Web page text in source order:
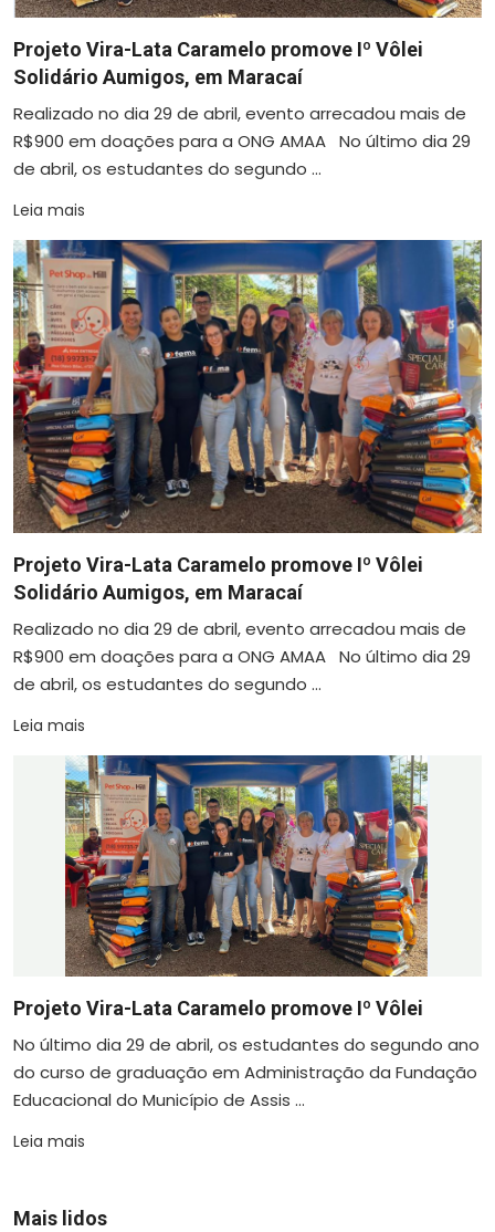
Projeto Vira-Lata Caramelo promove Iº Vôlei
Solidário Aumigos, em Maracaí
Realizado no dia 29 de abril, evento arrecadou mais de
R$900 em doações para a ONG AMAA No último dia 29
de abril, os estudantes do segundo ...
Leia mais
Projeto Vira-Lata Caramelo promove Iº Vôlei
Solidário Aumigos, em Maracaí
Realizado no dia 29 de abril, evento arrecadou mais de
R$900 em doações para a ONG AMAA No último dia 29
de abril, os estudantes do segundo ...
Leia mais
Projeto Vira-Lata Caramelo promove Iº Vôlei
No último dia 29 de abril, os estudantes do segundo ano
do curso de graduação em Administração da Fundação
Educacional do Município de Assis ...
Leia mais
Mais lidos